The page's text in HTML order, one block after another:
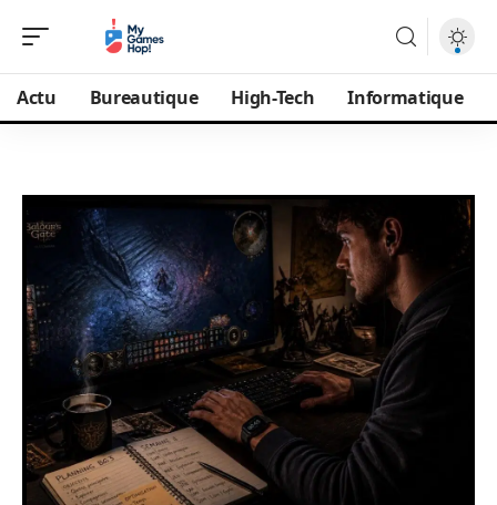
Actu Bureautique High-Tech Informatique